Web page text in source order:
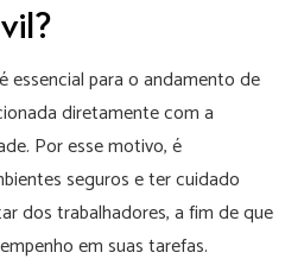
essencial para o andamento de
diretamente com a
Por esse motivo, é
seguros e ter cuidado
dos trabalhadores, a fim de que
em suas tarefas.